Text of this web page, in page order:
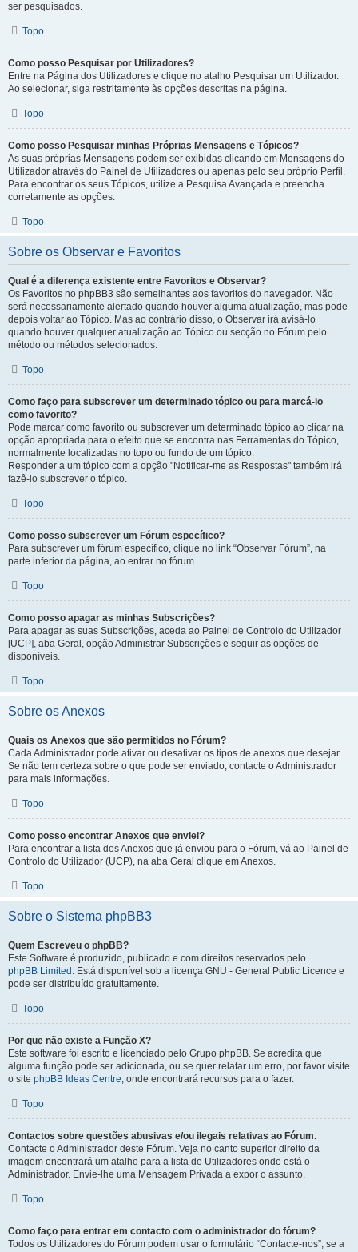
ser pesquisados.
Topo
Como posso Pesquisar por Utilizadores?
Entre na Página dos Utilizadores e clique no atalho Pesquisar um Utilizador.
Ao selecionar, siga restritamente às opções descritas na página.
Topo
Como posso Pesquisar minhas Próprias Mensagens e Tópicos?
As suas próprias Mensagens podem ser exibidas clicando em Mensagens do
Utilizador através do Painel de Utilizadores ou apenas pelo seu próprio Perfil.
Para encontrar os seus Tópicos, utilize a Pesquisa Avançada e preencha
corretamente as opções.
Topo
Sobre os Observar e Favoritos
Qual é a diferença existente entre Favoritos e Observar?
Os Favoritos no phpBB3 são semelhantes aos favoritos do navegador. Não
será necessariamente alertado quando houver alguma atualização, mas pode
depois voltar ao Tópico. Mas ao contrário disso, o Observar irá avisá-lo
quando houver qualquer atualização ao Tópico ou secção no Fórum pelo
método ou métodos selecionados.
Topo
Como faço para subscrever um determinado tópico ou para marcá-lo
como favorito?
Pode marcar como favorito ou subscrever um determinado tópico ao clicar na
opção apropriada para o efeito que se encontra nas Ferramentas do Tópico,
normalmente localizadas no topo ou fundo de um tópico.
Responder a um tópico com a opção "Notificar-me as Respostas" também irá
fazê-lo subscrever o tópico.
Topo
Como posso subscrever um Fórum específico?
Para subscrever um fórum específico, clique no link “Observar Fórum”, na
parte inferior da página, ao entrar no fórum.
Topo
Como posso apagar as minhas Subscrições?
Para apagar as suas Subscrições, aceda ao Painel de Controlo do Utilizador
[UCP], aba Geral, opção Administrar Subscrições e seguir as opções de
disponíveis.
Topo
Sobre os Anexos
Quais os Anexos que são permitidos no Fórum?
Cada Administrador pode ativar ou desativar os tipos de anexos que desejar.
Se não tem certeza sobre o que pode ser enviado, contacte o Administrador
para mais informações.
Topo
Como posso encontrar Anexos que enviei?
Para encontrar a lista dos Anexos que já enviou para o Fórum, vá ao Painel de
Controlo do Utilizador (UCP), na aba Geral clique em Anexos.
Topo
Sobre o Sistema phpBB3
Quem Escreveu o phpBB?
Este Software é produzido, publicado e com direitos reservados pelo
phpBB Limited . Está disponível sob a licença GNU - General Public Licence e
pode ser distribuído gratuitamente.
Topo
Por que não existe a Função X?
Este software foi escrito e licenciado pelo Grupo phpBB. Se acredita que
alguma função pode ser adicionada, ou se quer relatar um erro, por favor visite
o site phpBB Ideas Centre, onde encontrará recursos para o fazer.
Topo
Contactos sobre questões abusivas e/ou ilegais relativas ao Fórum.
Contacte o Administrador deste Fórum. Veja no canto superior direito da
imagem encontrará um atalho para a lista de Utilizadores onde está o
Administrador. Envie-lhe uma Mensagem Privada a expor o assunto.
Topo
Como faço para entrar em contacto com o administrador do fórum?
Todos os Utilizadores do Fórum podem usar o formulário “Contacte-nos”, se a